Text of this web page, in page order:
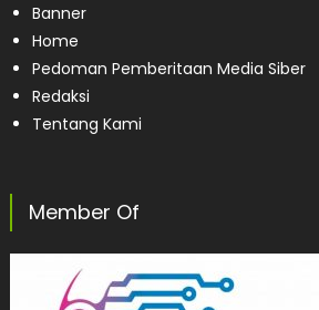
Banner
Home
Pedoman Pemberitaan Media Siber
Redaksi
Tentang Kami
Member Of